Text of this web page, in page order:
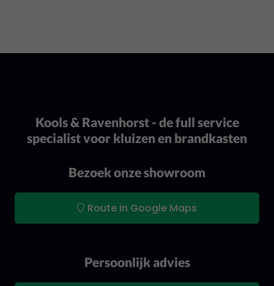
Kools & Ravenhorst - de full service
specialist voor kluizen en brandkasten
Bezoek onze showroom
Route in Google Maps
Persoonlijk advies